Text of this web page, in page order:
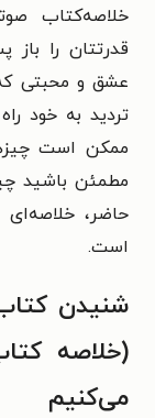
خلاصه‌کتاب
قدرتتان را
عشق و محبتی
تردید به خود
ممکن است
مطمئن باشید
حاضر،
است.
شنیدن
(خلاصه
می‌کنیم